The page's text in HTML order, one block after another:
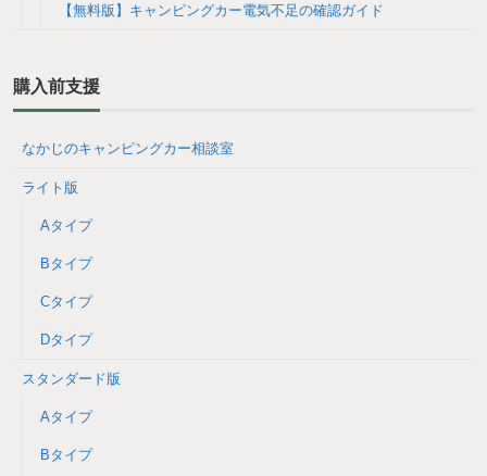
【無料版】キャンピングカー電気不足の確認ガイド
購入前支援
なかじのキャンピングカー相談室
ライト版
Aタイプ
Bタイプ
Cタイプ
Dタイプ
スタンダード版
Aタイプ
Bタイプ